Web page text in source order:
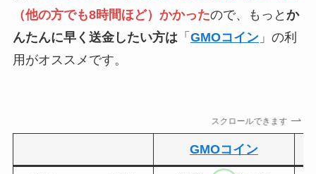
（他の方でも8時間ほど）かかったので、もっと か
んたんに早く送金したい方は 「 GMOコイン」の利
用がオススメです。
スクロールできます
GMOコイン